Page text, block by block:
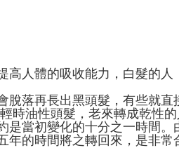
高人體的吸收能力，白髮的人
脫落再長出黑頭髮，有些就
時油性頭髮，老來轉成乾性
是當初變化的十分之一時間。
年的時間將之轉回來，是非常